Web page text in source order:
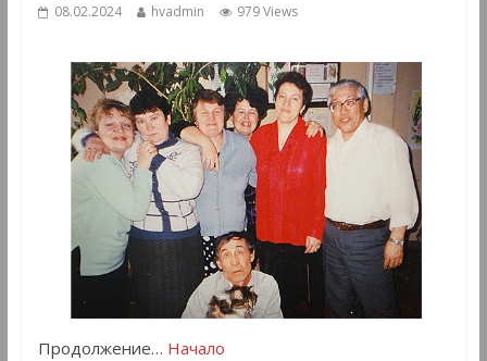
08.02.2024 hvadmin 979 Views
Продолжение… Начало